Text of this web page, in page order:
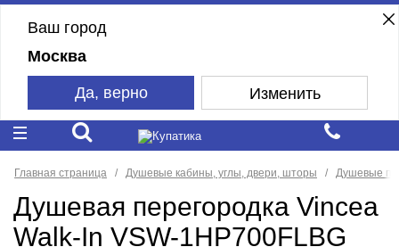
Ваш город
Москва
Да, верно Изменить
Главная страница Душевые кабины, углы, двери, шторы Душевые
Душевая перегородка Vincea
Walk-In VSW-1HP700FLBG